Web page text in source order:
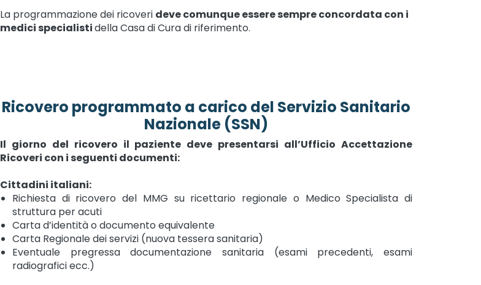
La programmazione dei ricoveri deve comunque essere sempre concordata con i
medici specialistidella Casa di Cura di riferimento.
Ricovero programmato a carico del Servizio Sanitario
Nazionale (SSN)
Il giorno del ricovero il paziente deve presentarsi all’Ufficio Accettazione
Ricoveri con i seguenti documenti:
Cittadini italiani:
Richiesta di ricovero del MMG su ricettario regionale o Medico Specialista di
struttura per acuti
Carta d’identità o documento equivalente
Carta Regionale dei servizi (nuova tessera sanitaria)
Eventuale pregressa documentazione sanitaria (esami precedenti, esami
radiografici ecc.)